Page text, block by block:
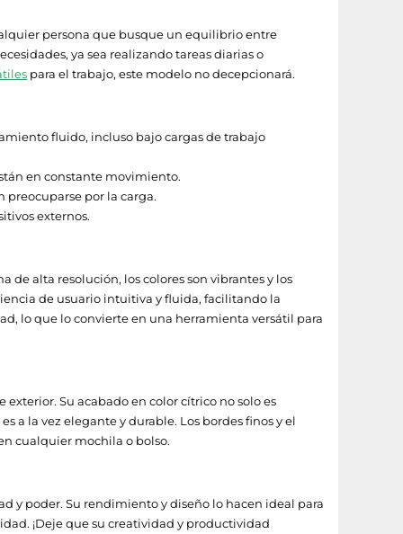
persona que busque un equilibrio entre
ya sea realizando tareas diarias o
para el trabajo, este modelo no decepcionará.
fluido, incluso bajo cargas de trabajo
en constante movimiento.
preocuparse por la carga.
externos.
de alta resolución, los colores son vibrantes y los
de usuario intuitiva y fluida, facilitando la
lo que lo convierte en una herramienta versátil para
Su acabado en color cítrico no solo es
a la vez elegante y durable. Los bordes finos y el
cualquier mochila o bolso.
y poder. Su rendimiento y diseño lo hacen ideal para
¡Deje que su creatividad y productividad